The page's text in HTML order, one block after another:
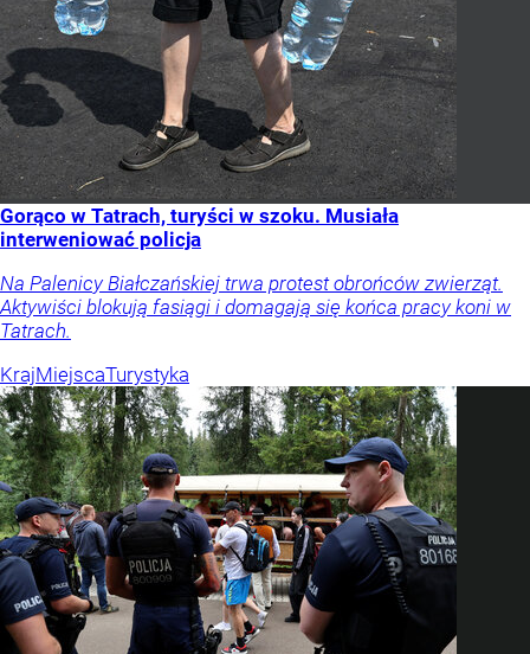
Gorąco w Tatrach, turyści w szoku. Musiała
interweniować policja
Na Palenicy Białczańskiej trwa protest obrońców zwierząt.
Aktywiści blokują fasiągi i domagają się końca pracy koni w
Tatrach.
KrajMiejscaTurystyka